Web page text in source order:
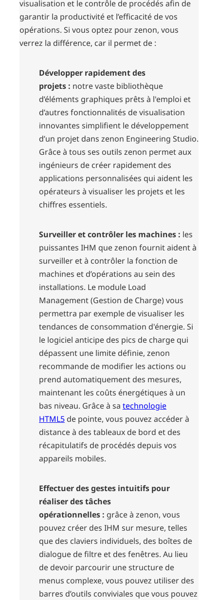
visualisation et le contrôle de procédés afin de
garantir la productivité et l’efficacité de vos
opérations. Si vous optez pour zenon, vous
verrez la différence, car il permet de :
Développer rapidement des
projets : notre vaste bibliothèque
d’éléments graphiques prêts à l'emploi et
d’autres fonctionnalités de visualisation
innovantes simplifient le développement
d’un projet dans zenon Engineering Studio.
Grâce à tous ses outils zenon permet aux
ingénieurs de créer rapidement des
applications personnalisées qui aident les
opérateurs à visualiser les projets et les
chiffres essentiels.
Surveiller et contrôler les machines : les
puissantes IHM que zenon fournit aident à
surveiller et à contrôler la fonction de
machines et d’opérations au sein des
installations. Le module Load
Management(Gestion de Charge) vous
permettra par exemple de visualiser les
tendances de consommation d'énergie. Si
le logiciel anticipe des pics de charge qui
dépassent une limite définie, zenon
recommande de modifier les actions ou
prend automatiquement des mesures,
maintenant les coûts énergétiques à un
bas niveau. Grâce à sa technologie
HTML5 de pointe, vous pouvez accéder à
distance à des tableaux de bord et des
récapitulatifs de procédés depuis vos
appareils mobiles.
Effectuer des gestes intuitifs pour
réaliser des tâches
opérationnelles : grâce à zenon, vous
pouvez créer des IHM sur mesure, telles
que des claviers individuels, des boîtes de
dialogue de filtre et des fenêtres. Au lieu
de devoir parcourir une structure de
menus complexe, vous pouvez utiliser des
barres d’outils conviviales que vous pouvez